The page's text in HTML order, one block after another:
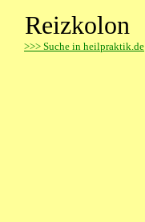
Reizkolon
>>> Suche in heilpraktik.de